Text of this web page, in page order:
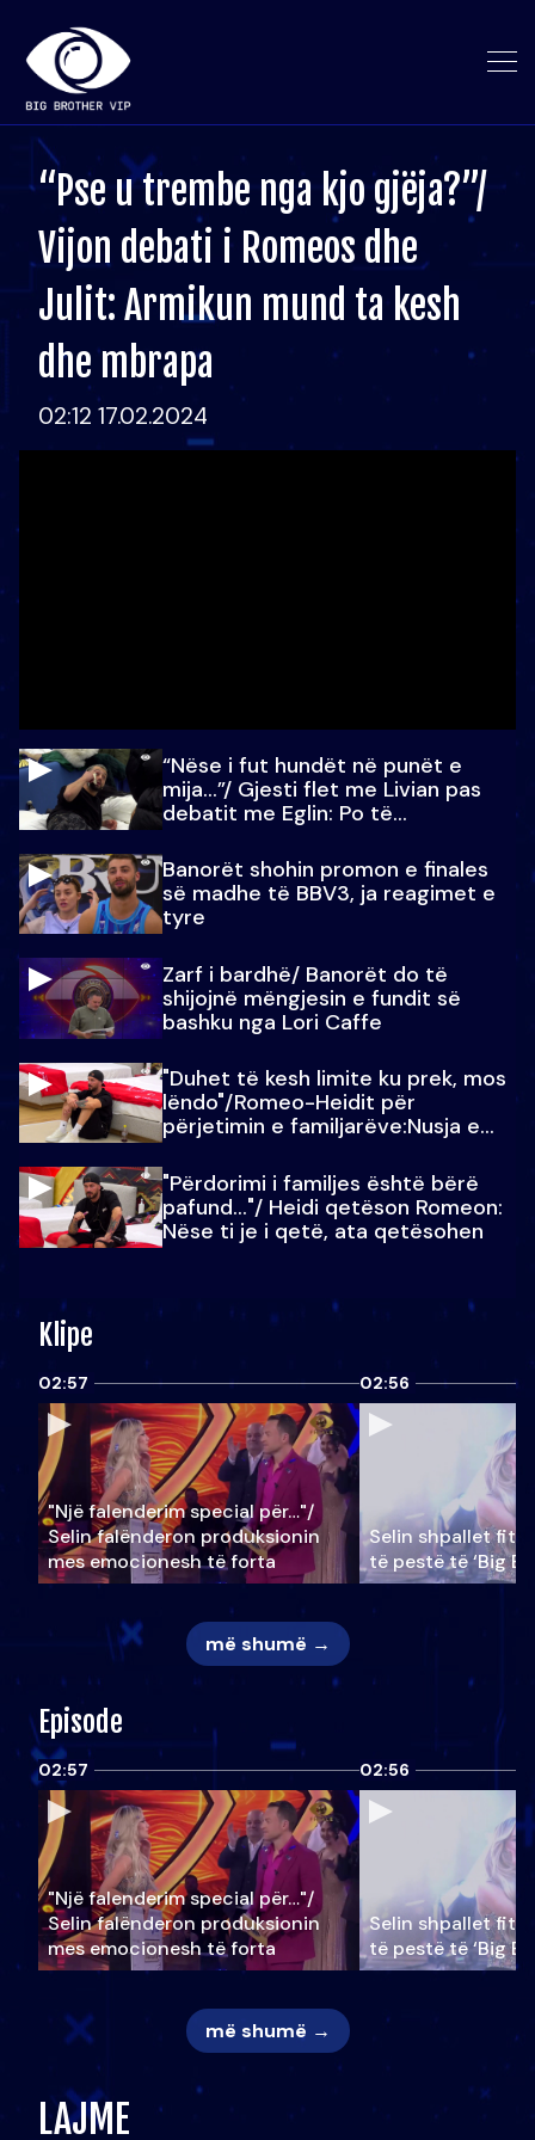
“Pse u trembe nga kjo gjëja?”/
Vijon debati i Romeos dhe
Julit: Armikun mund ta kesh
dhe mbrapa
02:12 17.02.2024
“Nëse i fut hundët në punët e
mija…”/ Gjesti flet me Livian pas
debatit me Eglin: Po të
Banorët shohin promon e finales
së madhe të BBV3, ja reagimet e
tyre
Zarf i bardhë/ Banorët do të
shijojnë mëngjesin e fundit së
bashku nga Lori Caffe
"Duhet të kesh limite ku prek, mos
lëndo"/Romeo-Heidit për
përjetimin e familjarëve:Nusja e
"Përdorimi i familjes është bërë
pafund…"/ Heidi qetëson Romeon:
Nëse ti je i qetë, ata qetësohen
Klipe
02:57
"Një falenderim special për…"/
Selin falënderon produksionin
mes emocionesh të forta
02:56
Selin shpallet
të pestë të ‘Big
më shumë →
Episode
02:57
"Një falenderim special për…"/
Selin falënderon produksionin
mes emocionesh të forta
02:56
Selin shpallet
të pestë të ‘Big
më shumë →
LAJME